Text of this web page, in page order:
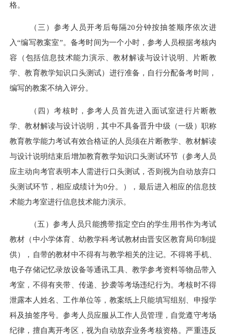
格。
（三）参考人员开考后每隔20分钟按抽签顺序依次进
入“编写教案室”。备考时间为一个小时，参考人员根据考核内
容（包括信息技术能力演示、教材解读与设计说明、片断教
学、教育教学知识口头测试）进行准备，自行分配备考时间，
编写的教案不纳入评分。
（四）考核时，参考人员首先进入面试室进行片断教
学、教材解读与设计说明，其中不具备晋升中级（一级）职称
教育教学能力考试有效合格证的人员须在片断教学、教材解读
与设计说明结束后增加教育教学知识口头测试环节（参考人员
应主动向考官表明本人需进行口头测试，否则视为自动放弃口
头测试环节，相应成绩计为0分。），最后进入相应的信息技
术能力考室进行信息技术能力演示。
（五）参考人员只能携带指定空白的学生用书作为考试
教材（中小学体育、幼教学科考试教材由晋安区教育局印制提
供），自带的教材中不得有与教学相关的注记。不得将手机、
电子存储记忆录放设备等通讯工具、教学参考资料等物品带入
考室，不得有夹带、传递、抄袭等考场违纪行为。考核时不得
泄露本人姓名、工作单位等，教案纸上只能填写组别、申报学
科及抽签序号。参考人员应服从工作人员管理，自觉遵守考场
纪律，擅自离开考区，视为自动放弃业务考核资格。严重违反